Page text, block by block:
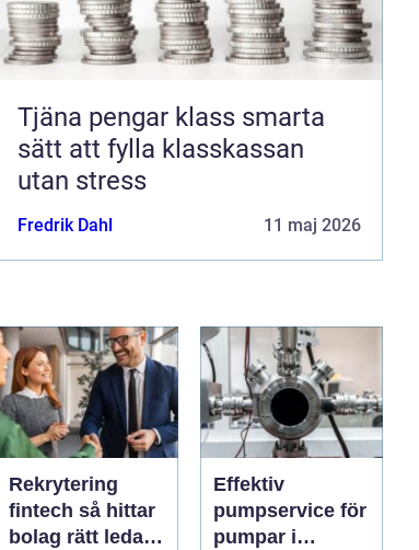
Tjäna pengar klass smarta
sätt att fylla klasskassan
utan stress
Fredrik Dahl 11 maj 2026
Rekrytering
fintech så hittar
bolag rätt ledare
Effektiv
pumpservice för
pumpar i